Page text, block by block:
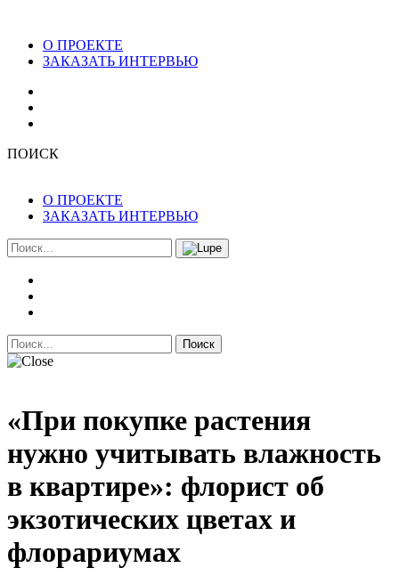
О ПРОЕКТЕ
ЗАКАЗАТЬ ИНТЕРВЬЮ
ПОИСК
О ПРОЕКТЕ
ЗАКАЗАТЬ ИНТЕРВЬЮ
Поиск
«При покупке растения
нужно учитывать влажность
в квартире»: флорист об
экзотических цветах и
флорариумах